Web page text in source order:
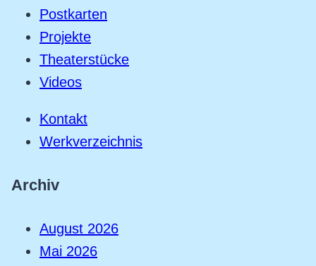
Postkarten
Projekte
Theaterstücke
Videos
Kontakt
Werkverzeichnis
Archiv
August 2026
Mai 2026